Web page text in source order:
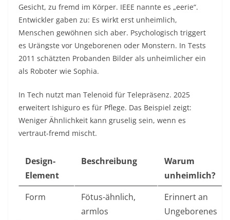
Gesicht, zu fremd im Körper. IEEE nannte es „eerie“.
Entwickler gaben zu: Es wirkt erst unheimlich,
Menschen gewöhnen sich aber. Psychologisch triggert
es Urängste vor Ungeborenen oder Monstern. In Tests
2011 schätzten Probanden Bilder als unheimlicher ein
als Roboter wie Sophia.​
In Tech nutzt man Telenoid für Telepräsenz. 2025
erweitert Ishiguro es für Pflege. Das Beispiel zeigt:
Weniger Ähnlichkeit kann gruselig sein, wenn es
vertraut-fremd mischt.​
Design-
Element
Beschreibung
Warum
unheimlich?
Form
Fötus-ähnlich,
armlos
Erinnert an
Ungeborenes